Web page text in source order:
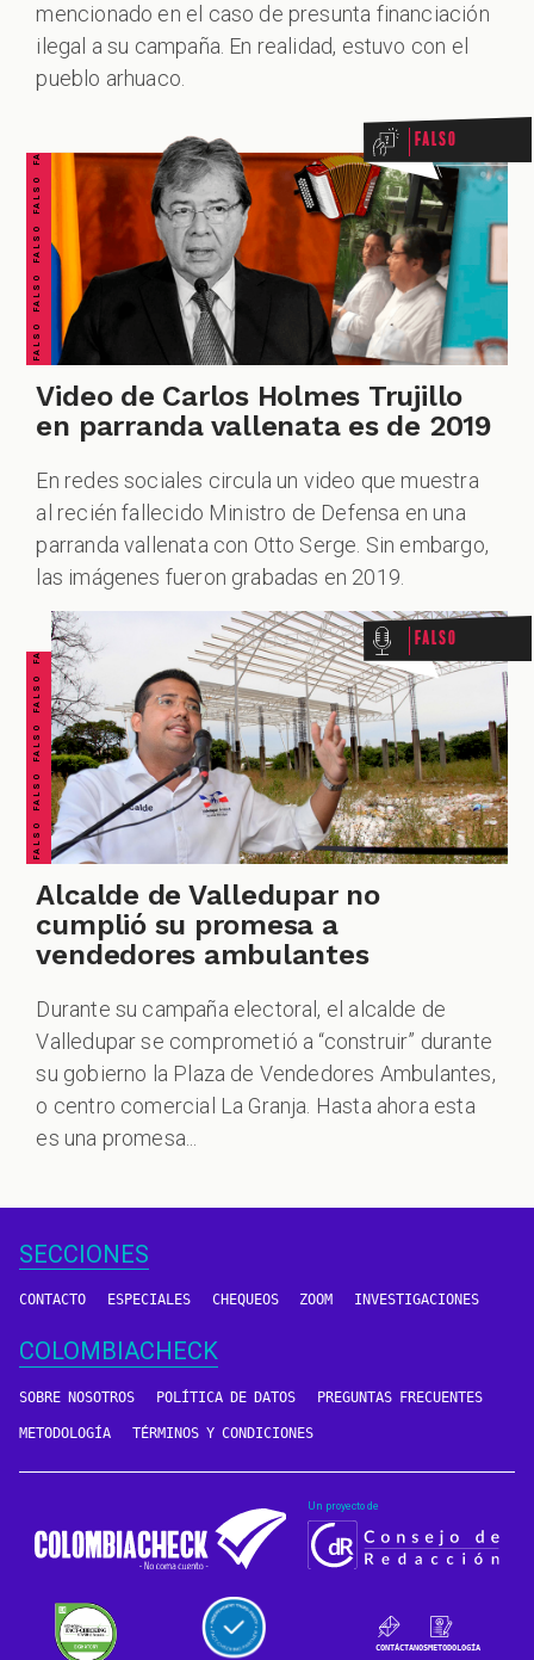
mencionado en el caso de presunta financiación
ilegal a su campaña. En realidad, estuvo con el
pueblo arhuaco.
FALSO FALSO FALSO FALSO FALSO FALSO FALSO Falso
Video de Carlos Holmes Trujillo
en parranda vallenata es de 2019
En redes sociales circula un video que muestra
al recién fallecido Ministro de Defensa en una
parranda vallenata con Otto Serge. Sin embargo,
las imágenes fueron grabadas en 2019.
FALSO FALSO FALSO FALSO FALSO FALSO FALSO Falso
Alcalde de Valledupar no
cumplió su promesa a
vendedores ambulantes
Durante su campaña electoral, el alcalde de
Valledupar se comprometió a “construir” durante
su gobierno la Plaza de Vendedores Ambulantes,
o centro comercial La Granja. Hasta ahora esta
es una promesa...
SECCIONES
CONTACTO ESPECIALES CHEQUEOS ZOOM INVESTIGACIONES
COLOMBIACHECK
SOBRE NOSOTROS POLÍTICA DE DATOS PREGUNTAS FRECUENTES
METODOLOGÍA TÉRMINOS Y CONDICIONES
Un proyecto de
CONTÁCTANOSMETODOLOGÍA